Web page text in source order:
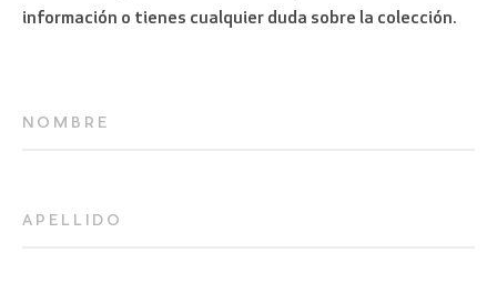
información o tienes cualquier duda sobre la colección.
NOMBRE
APELLIDO